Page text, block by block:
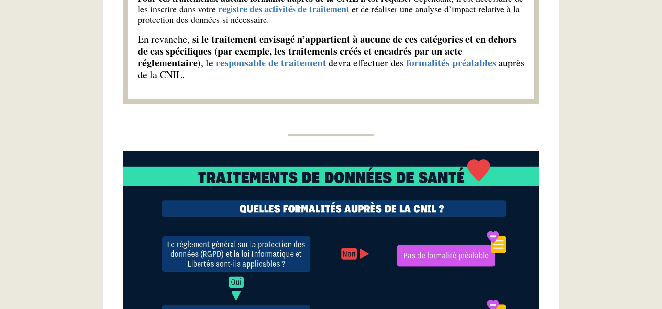
les inscrire dans votre registre des activités de traitementet de réaliser une analyse d’impact relative à la
protection des données si nécessaire.
En revanche, si le traitement envisagé n’appartient à aucune de ces catégories et en dehors
de cas spécifiques (par exemple, les traitements créés et encadrés par un acte
réglementaire), leresponsable de traitementdevra effectuer des formalités préalablesauprès
de la CNIL.